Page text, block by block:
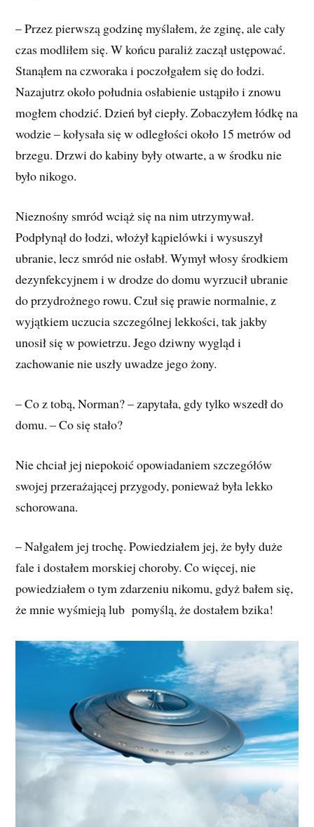
– Przez pierwszą godzinę myślałem, że zginę, ale cały
czas modliłem się. W końcu paraliż zaczął ustępować.
Stanąłem na czworaka i poczołgałem się do łodzi.
Nazajutrz około południa osłabienie ustąpiło i znowu
mogłem chodzić. Dzień był ciepły. Zobaczyłem łódkę na
wodzie – kołysała się w odległości około 15 metrów od
brzegu. Drzwi do kabiny były otwarte, a w środku nie
było nikogo.
Nieznośny smród wciąż się na nim utrzymywał.
Podpłynął do łodzi, włożył kąpielówki i wysuszył
ubranie, lecz smród nie osłabł. Wymył włosy środkiem
dezynfekcyjnem i w drodze do domu wyrzucił ubranie
do przydrożnego rowu. Czuł się prawie normalnie, z
wyjątkiem uczucia szczególnej lekkości, tak jakby
unosił się w powietrzu. Jego dziwny wygląd i
zachowanie nie uszły uwadze jego żony.
– Co z tobą, Norman? – zapytała, gdy tylko wszedł do
domu. – Co się stało?
Nie chciał jej niepokoić opowiadaniem szczegółów
swojej przerażającej przygody, ponieważ była lekko
schorowana.
– Nałgałem jej trochę. Powiedziałem jej, że były duże
fale i dostałem morskiej choroby. Co więcej, nie
powiedziałem o tym zdarzeniu nikomu, gdyż bałem się,
że mnie wyśmieją lub pomyślą, że dostałem bzika!